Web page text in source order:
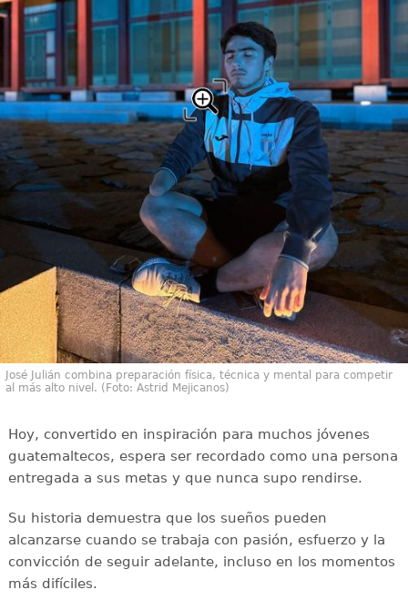
José Julián combina preparación física, técnica y mental para competir
al más alto nivel. (Foto: Astrid Mejicanos)
Hoy, convertido en inspiración para muchos jóvenes
guatemaltecos, espera ser recordado como una persona
entregada a sus metas y que nunca supo rendirse.
Su historia demuestra que los sueños pueden
alcanzarse cuando se trabaja con pasión, esfuerzo y la
convicción de seguir adelante, incluso en los momentos
más difíciles.